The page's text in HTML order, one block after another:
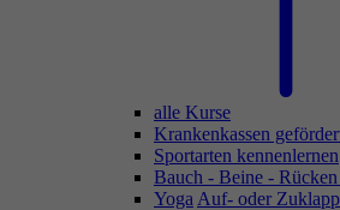
alle Kurse
Krankenkassen
Sportarten kennenlernen
Bauch - Beine -
Yoga Auf- oder